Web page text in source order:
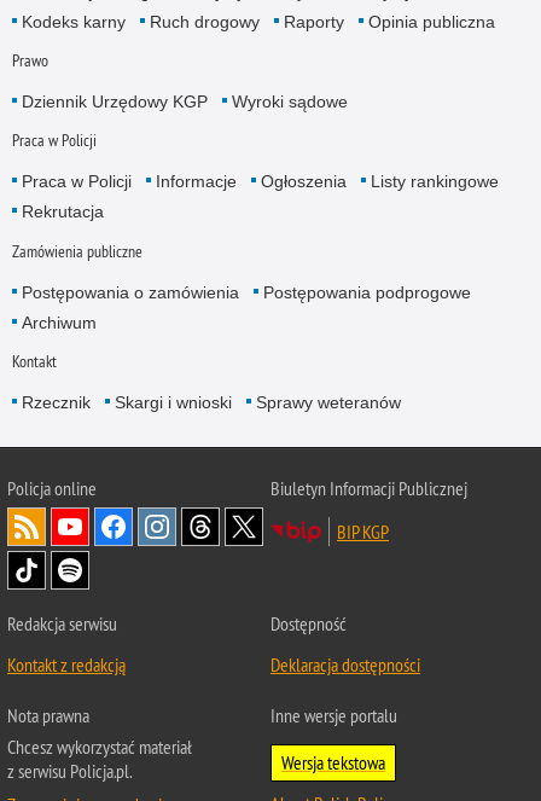
Kodeks karny
Ruch drogowy Raporty Opinia publiczna
Prawo
Dziennik Urzędowy KGP Wyroki sądowe
Praca w Policji
Praca w Policji Informacje Ogłoszenia
Listy rankingowe
Rekrutacja
Zamówienia publiczne
Postępowania o zamówienia
Postępowania podprogowe
Archiwum
Kontakt
Rzecznik Skargi i wnioski Sprawy weteranów
Policjaonline
Biuletyn Informacji Publicznej
BIP KGP
Redakcja serwisu
Kontakt z redakcją
Dostępność
Deklaracja dostępności
Nota prawna
Chcesz wykorzystać materiał
z serwisu Policja.pl.
Inne wersje portalu
Wersja tekstowa